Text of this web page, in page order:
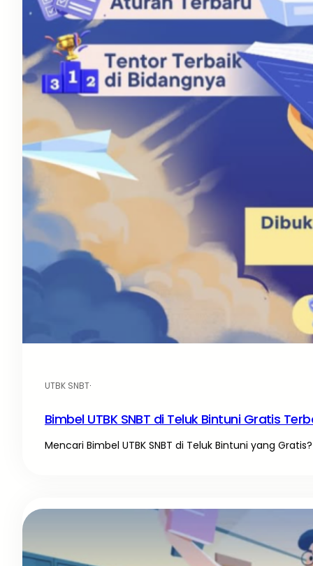
UTBK SNBT·
Bimbel UTBK SNBT di Teluk Bintuni Gratis
Mencari Bimbel UTBK SNBT di Teluk Bintuni yang